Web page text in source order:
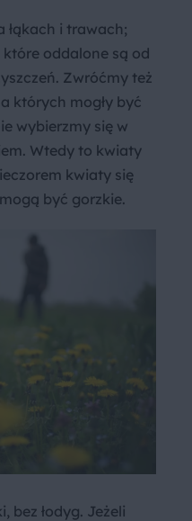
łąkach i trawach;
oddalone są od
Zwróćmy też
których mogły być
wybierzmy się w
Wtedy to kwiaty
kwiaty się
być gorzkie.
bez łodyg. Jeżeli